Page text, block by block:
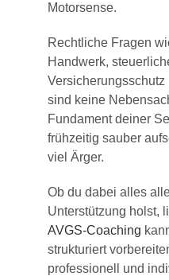
Motorsense.
Rechtliche Fragen
Handwerk,
sind keine
Fundament deiner
frühzeitig sauber
viel Ärger.
Ob du dabei alles
Unterstützung holst,
AVGS-Coaching
strukturiert
professionell und